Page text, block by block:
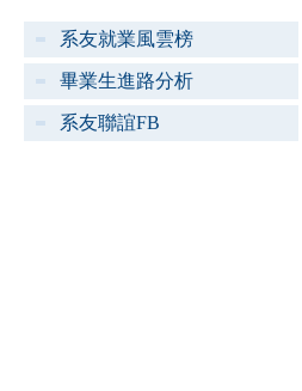
系友就業風雲榜
畢業生進路分析
系友聯誼FB